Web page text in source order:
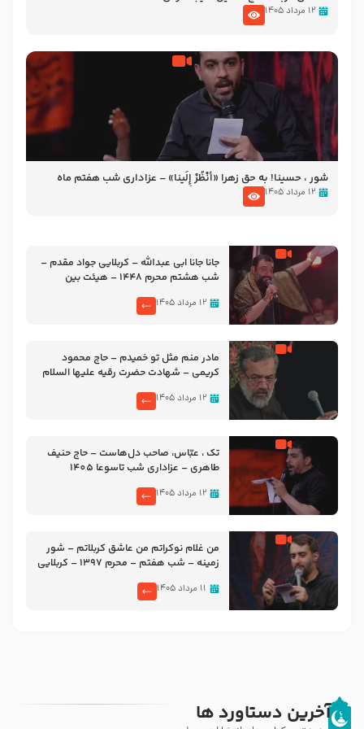
۱۲ مرداد ۱۴۰۵
شور ، حسینا! به‌ حق زهرا «أُنْظُرْ إِلَینا» – عزاداری شب هفتم ماه
محرّم 1405
۱۲ مرداد ۱۴۰۵
جانا جانا ابی عبدالله – کربلایی جواد مقدم –
شب هشتم محرم 1448 – هیئت بین
۱۲ مرداد ۱۴۰۵
مادر منم مثل تو خمیدم – حاج محمود
کریمی – شهادت حضرت رقیه علیها السلام
۱۲ مرداد ۱۴۰۵
تک ، عبّاس، صاحب دل‌هاست – حاج حنیف
طاهری – عزاداری شب تاسوعا 1405
۱۲ مرداد ۱۴۰۵
من غلام نوکراتم من عاشق کربلاتم – شور
زمینه – شب هفتم – محرم 1397 – کربلایی
۱۱ مرداد ۱۴۰۵
آخرین دستاورد ها